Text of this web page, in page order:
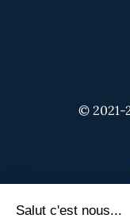
© 2021-
Avocat pénaliste